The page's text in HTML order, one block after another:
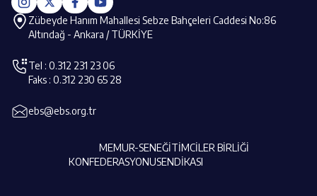
MEMUR-SEN
KONFEDERASYONU
EĞİTİMCİLER BİRLİĞİ
SENDİKASI
Zübeyde Hanım Mahallesi Sebze Bahçeleri Caddesi No:86
Altındağ - Ankara / TÜRKİYE
Tel : 0.312 231 23 06
Faks : 0.312 230 65 28
ebs@ebs.org.tr